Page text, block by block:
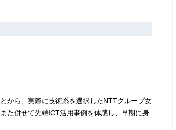
から、実際に技術系を選択したNTTグループ女
た併せて先端ICT活用事例を体感し、早期に身